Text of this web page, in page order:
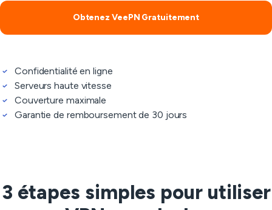
Obtenez VeePN Gratuitement
Confidentialité en ligne
Serveurs haute vitesse
Couverture maximale
Garantie de remboursement de 30 jours
3 étapes simples pour utiliser